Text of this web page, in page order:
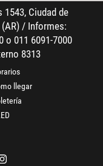
1543, Ciudad de
/ Informes:
o 011 6091-7000
8313
llegar